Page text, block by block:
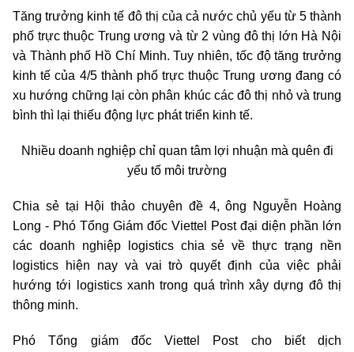
Tăng trưởng kinh tế đô thị của cả nước chủ yếu từ 5 thành
phố trực thuộc Trung ương và từ 2 vùng đô thị lớn Hà Nội
và Thành phố Hồ Chí Minh. Tuy nhiên, tốc độ tăng trưởng
kinh tế của 4/5 thành phố trực thuộc Trung ương đang có
xu hướng chững lại còn phân khúc các đô thị nhỏ và trung
bình thì lại thiếu động lực phát triển kinh tế.
Nhiều doanh nghiệp chỉ quan tâm lợi nhuận mà quên đi
yếu tố môi trường
Chia sẻ tại Hội thảo chuyên đề 4, ông Nguyễn Hoàng
Long - Phó Tổng Giám đốc Viettel Post đại diện phần lớn
các doanh nghiệp logistics chia sẻ về thực trạng nền
logistics hiện nay và vai trò quyết định của việc phải
hướng tới logistics xanh trong quá trình xây dựng đô thị
thông minh.
Phó Tổng giám đốc Viettel Post cho biết dịch